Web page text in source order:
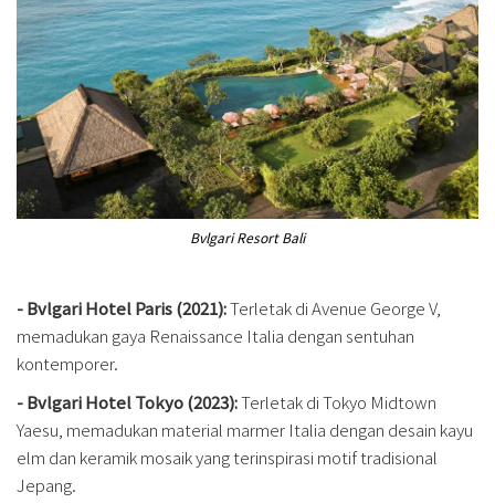
Bvlgari Resort Bali
- Bvlgari Hotel Paris (2021):Terletak di Avenue George V,
memadukan gaya Renaissance Italia dengan sentuhan
kontemporer.
- Bvlgari Hotel Tokyo (2023):Terletak di Tokyo Midtown
Yaesu, memadukan material marmer Italia dengan desain kayu
elm dan keramik mosaik yang terinspirasi motif tradisional
Jepang.